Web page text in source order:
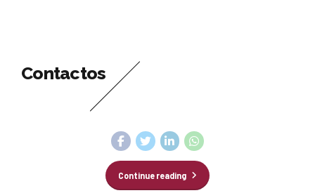
Contactos
Continue reading